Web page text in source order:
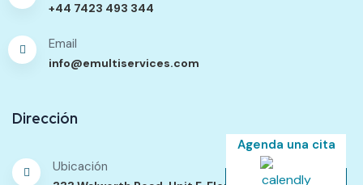
+44 7423 493 344
Email
info@emultiservices.com
Dirección
Ubicación
Agenda una cita